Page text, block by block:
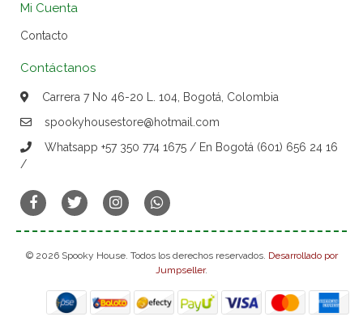
Mi Cuenta
Contacto
Contáctanos
Carrera 7 No 46-20 L. 104, Bogotá, Colombia
spookyhousestore@hotmail.com
Whatsapp +57 350 774 1675 / En Bogotá (601) 656 24 16
/
© 2026 Spooky House. Todos los derechos reservados. Desarrollado por
Jumpseller.